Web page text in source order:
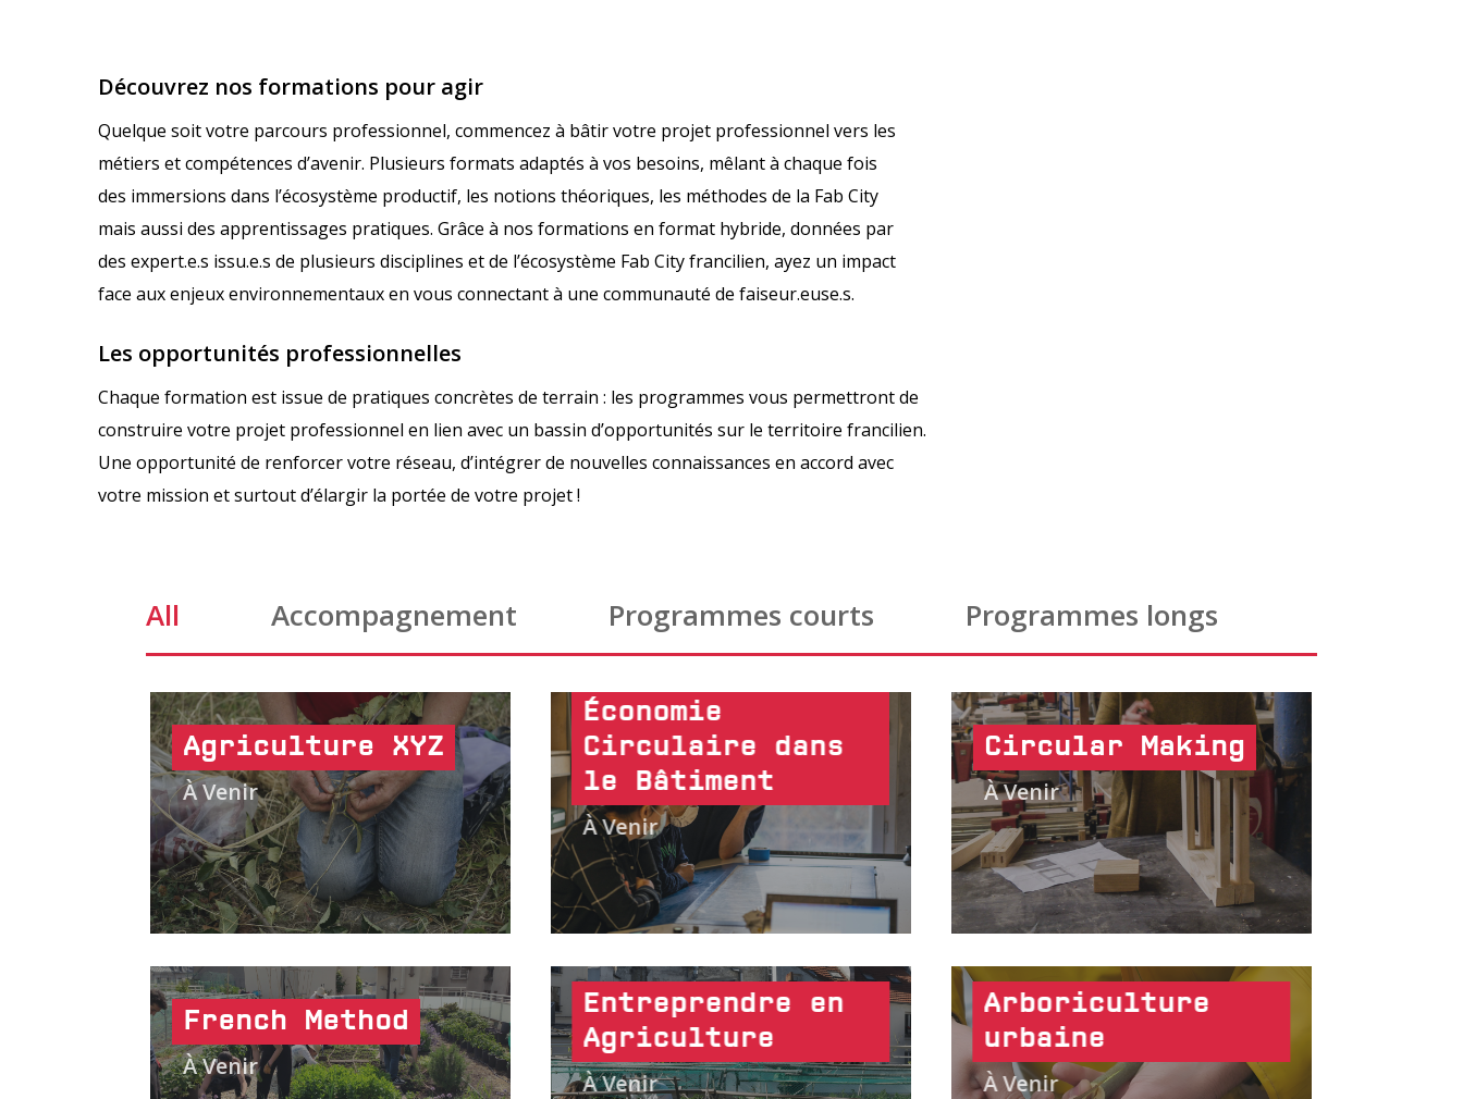
Découvrez nos formations pour agir
Quelque soit votre parcours professionnel, commencez à bâtir votre projet professionnel vers les
métiers et compétences d’avenir. Plusieurs formats adaptés à vos besoins, mêlant à chaque fois
des immersions dans l’écosystème productif, les notions théoriques, les méthodes de la Fab City
mais aussi des apprentissages pratiques. Grâce à nos formations en format hybride, données par
des expert.e.s issu.e.s de plusieurs disciplines et de l’écosystème Fab City francilien, ayez un impact
face aux enjeux environnementaux en vous connectant à une communauté de faiseur.euse.s.
Les opportunités professionnelles
Chaque formation est issue de pratiques concrètes de terrain : les programmes vous permettront de
construire votre projet professionnel en lien avec un bassin d’opportunités sur le territoire francilien.
Une opportunité de renforcer votre réseau, d’intégrer de nouvelles connaissances en accord avec
votre mission et surtout d’élargir la portée de votre projet !
All Accompagnement Programmes courts Programmes longs
Agriculture XYZ
À Venir
Économie
Circulaire dans
le Bâtiment
À Venir
Circular Making
À Venir
French Method
À Venir
Entreprendre en
Agriculture
À Venir
Arboriculture
urbaine
À Venir